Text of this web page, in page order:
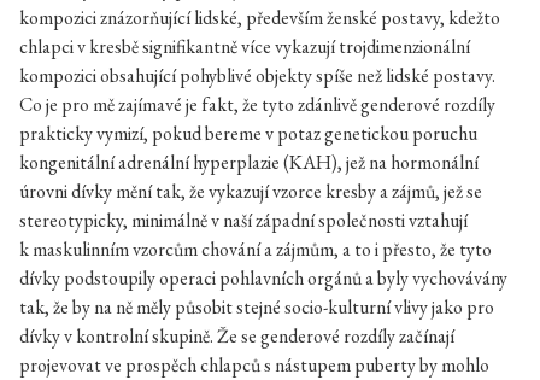
kompozici znázorňující lidské, především ženské postavy, kdežto
chlapci v kresbě signifikantně více vykazují trojdimenzionální
kompozici obsahující pohyblivé objekty spíše než lidské postavy.
Co je pro mě zajímavé je fakt, že tyto zdánlivě genderové rozdíly
prakticky vymizí, pokud bereme v potaz genetickou poruchu
kongenitální adrenální hyperplazie (KAH), jež na hormonální
úrovni dívky mění tak, že vykazují vzorce kresby a zájmů, jež se
stereotypicky, minimálně v naší západní společnosti vztahují
k maskulinním vzorcům chování a zájmům, a to i přesto, že tyto
dívky podstoupily operaci pohlavních orgánů a byly vychovávány
tak, že by na ně měly působit stejné socio-kulturní vlivy jako pro
dívky v kontrolní skupině. Že se genderové rozdíly začínají
projevovat ve prospěch chlapců s nástupem puberty by mohlo